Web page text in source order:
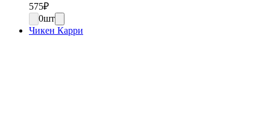
575₽
0шт
Чикен Карри